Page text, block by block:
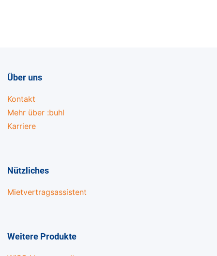
Über uns
Kontakt
Mehr über :buhl
Karriere
Nützliches
Mietvertragsassistent
Weitere Produkte